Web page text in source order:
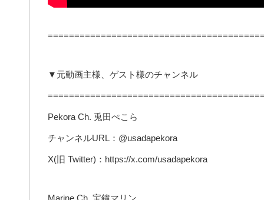
▼元動画主様、ゲスト様のチャンネル
Pekora Ch. 兎田ぺこら
チャンネルURL：@usadapekora
X(旧 Twitter)：https://x.com/usadapekora